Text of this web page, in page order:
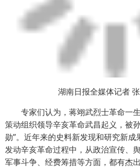
湖南日报全媒体记者
专家们认为，蒋翊武烈士革命一
策动组织领导辛亥革命武昌起义，被
勋”。近年来的史料新发现和研究新
发动辛亥革命过程中，从政治宣传、
军事斗争、经费筹措等方面，都有杰